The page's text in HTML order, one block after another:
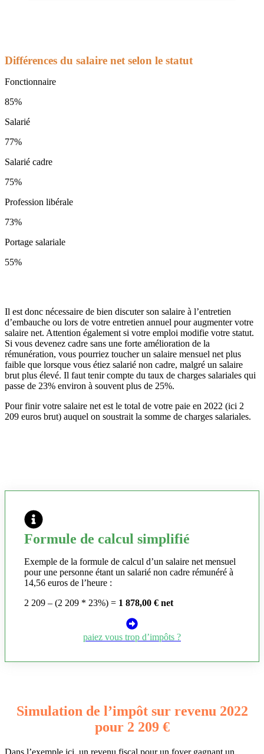
Différences du salaire net selon le statut
Fonctionnaire
85%
Salarié
77%
Salarié cadre
75%
Profession libérale
73%
Portage salariale
55%
Il est donc nécessaire de bien discuter son salaire à l’entretien
d’embauche ou lors de votre entretien annuel pour augmenter votre
salaire net. Attention également si votre emploi modifie votre statut.
Si vous devenez cadre sans une forte amélioration de la
rémunération, vous pourriez toucher un salaire mensuel net plus
faible que lorsque vous étiez salarié non cadre, malgré un salaire
brut plus élevé. Il faut tenir compte du taux de charges salariales qui
passe de 23% environ à souvent plus de 25%.
Pour finir votre salaire net est le total de votre paie en 2022 (ici 2
209 euros brut) auquel on soustrait la somme de charges salariales.
Formule de calcul simplifié
Exemple de la formule de calcul d’un salaire net mensuel
pour une personne étant un salarié non cadre rémunéré à
14,56 euros de l’heure :
2 209 – (2 209 * 23%) = 1 878,00 € net
paiez vous trop d’impôts ?
Simulation de l’impôt sur revenu 2022
pour 2 209 €
Dans l’exemple ici, un revenu fiscal pour un foyer gagnant un